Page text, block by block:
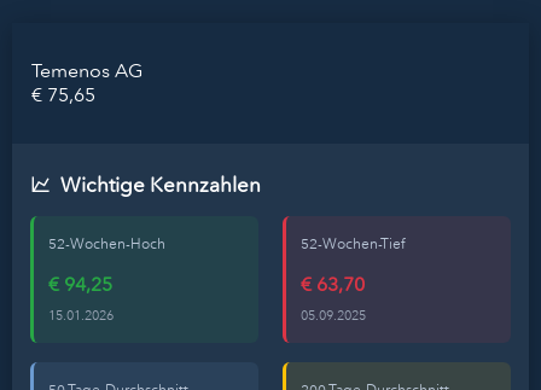
Temenos AG
€ 75,65
Wichtige Kennzahlen
52-Wochen-Hoch
€ 94,25
15.01.2026
52-Wochen-Tief
€ 63,70
05.09.2025